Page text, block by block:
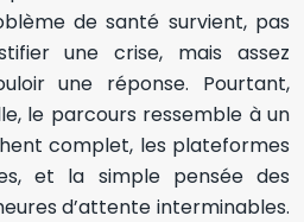
de santé survient, pas
une crise, mais assez
une réponse. Pourtant,
le parcours ressemble à un
complet, les plateformes
et la simple pensée des
d’attente interminables.